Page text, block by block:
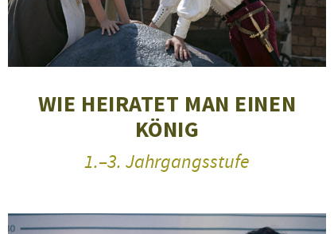
WIE HEIRATET MAN EINEN
KÖNIG
1.–3. Jahrgangsstufe